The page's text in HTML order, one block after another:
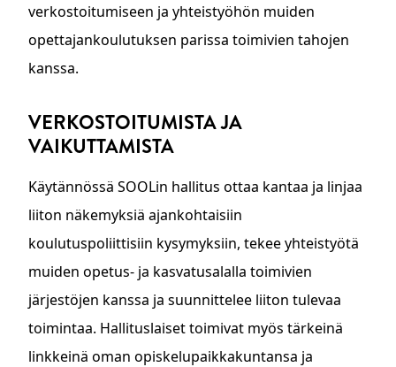
verkostoitumiseen ja yhteistyöhön muiden
opettajankoulutuksen parissa toimivien tahojen
kanssa.
VERKOSTOITUMISTA JA
VAIKUTTAMISTA
Käytännössä SOOLin hallitus ottaa kantaa ja linjaa
liiton näkemyksiä ajankohtaisiin
koulutuspoliittisiin kysymyksiin, tekee yhteistyötä
muiden opetus- ja kasvatusalalla toimivien
järjestöjen kanssa ja suunnittelee liiton tulevaa
toimintaa. Hallituslaiset toimivat myös tärkeinä
linkkeinä oman opiskelupaikkakuntansa ja